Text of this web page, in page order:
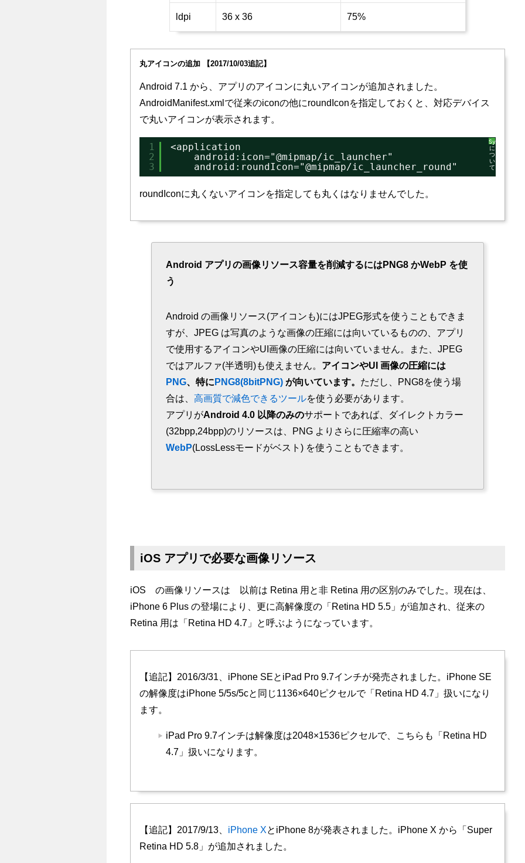
ldpi 36 x 36 75%
丸アイコンの追加 【2017/10/03追記】
Android 7.1 から、アプリのアイコンに丸いアイコンが追加されました。
AndroidManifest.xmlで従来のiconの他にroundIconを指定しておくと、対応デバイス
で丸いアイコンが表示されます。
に
つ
い
て
1
2
3
<application
android:icon="@mipmap/ic_launcher"
android:roundIcon="@mipmap/ic_launcher_round"
roundIconに丸くないアイコンを指定しても丸くはなりませんでした。
Android アプリの画像リソース容量を削減するにはPNG8 かWebP を使
う
Android の画像リソース(アイコンも)にはJPEG形式を使うこともできま
すが、JPEG は写真のような画像の圧縮には向いているものの、アプリ
で使用するアイコンやUI画像の圧縮には向いていません。また、JPEG
ではアルファ(半透明)も使えません。 アイコンやUI 画像の圧縮には
PNG、特に PNG8(8bitPNG) が向いています。 ただし、PNG8を使う場
合は、 高画質で減色できるツールを使う必要があります。
アプリがAndroid 4.0 以降のみのサポートであれば、ダイレクトカラー
(32bpp,24bpp)のリソースは、PNG よりさらに圧縮率の高い
WebP(LossLessモードがベスト) を使うこともできます。
iOS アプリで必要な画像リソース
iOS の画像リソースは 以前は Retina 用と非 Retina 用の区別のみでした。現在は、
iPhone 6 Plus の登場により、更に高解像度の「Retina HD 5.5」が追加され、従来の
Retina 用は「Retina HD 4.7」と呼ぶようになっています。
【追記】2016/3/31、iPhone SEとiPad Pro 9.7インチが発売されました。iPhone SE
の解像度はiPhone 5/5s/5cと同じ1136×640ピクセルで「Retina HD 4.7」扱いになり
ます。
iPad Pro 9.7インチは解像度は2048×1536ピクセルで、こちらも「Retina HD
4.7」扱いになります。
【追記】2017/9/13、 iPhone XとiPhone 8が発表されました。iPhone X から「Super
Retina HD 5.8」が追加されました。